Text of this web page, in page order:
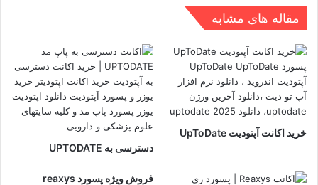
مقاله های مشابه
خرید اکانت آپتودیت UpToDate
دسترسی به UPTODATE
فروش ویژه پسورد reaxys